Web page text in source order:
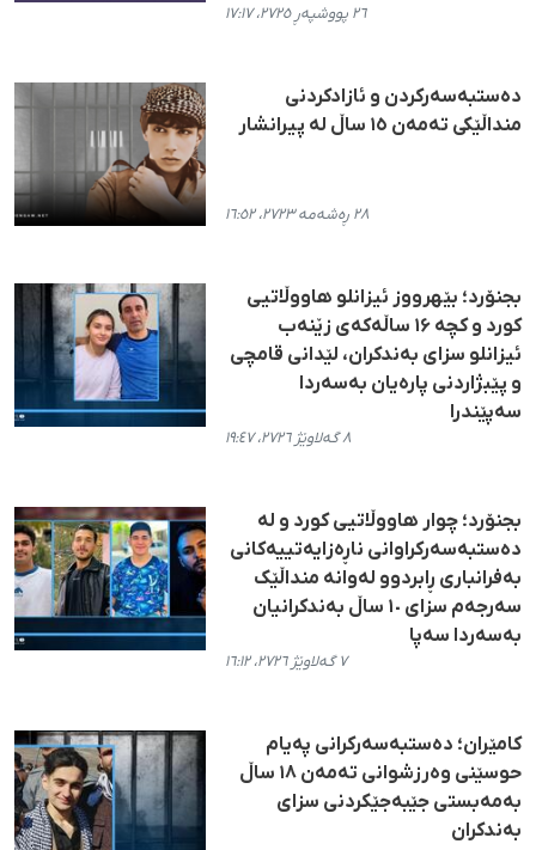
٢٦ پووشپەڕ ٢٧٢٥، ١٧:١٧
دەستبەسەرکردن و ئازادکردنی
منداڵێکی تەمەن ١٥ ساڵ لە پیرانشار
٢٨ ڕەشەمە ٢٧٢٣، ١٦:٥٢
بجنۆرد؛ بێهرووز ئیزانلو هاووڵاتیی
کورد و کچە ۱۶ ساڵەکەی زێنەب
ئیزانلو سزای بەندکران، لێدانی قامچی
و پێبژاردنی پارەیان بەسەردا
سەپێندرا
٨ گەلاوێژ ٢٧٢٦، ١٩:٤٧
بجنۆرد؛ چوار هاووڵاتیی کورد و لە
دەستبەسەرکراوانی ناڕەزایەتییەکانی
بەفرانباری ڕابردوو لەوانە منداڵێک
سەرجەم سزای ١٠ ساڵ بەندکرانیان
بەسەردا سەپا
٧ گەلاوێژ ٢٧٢٦، ١٦:١٢
کامێران؛ دەستبەسەرکرانی پەیام
حوسێنی وەرزشوانی تەمەن ۱۸ ساڵ
بەمەبستی جێبەجێکردنی سزای
بەندکران